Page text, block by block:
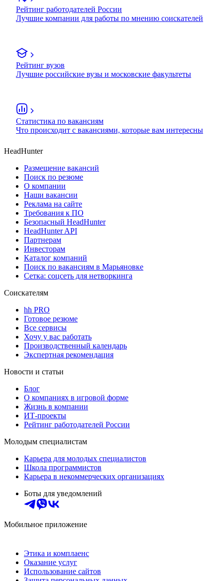
Рейтинг работодателей России
Лучшие компании для работы по мнению соискателей
Рейтинг вузов
Лучшие российские вузы и московские факультеты
Статистика по вакансиям
Что происходит с вакансиями, которые вам интересны
HeadHunter
Размещение вакансий
Поиск по резюме
О компании
Наши вакансии
Реклама на сайте
Требования к ПО
Безопасный HeadHunter
HeadHunter API
Партнерам
Инвесторам
Каталог компаний
Поиск по вакансиям в Марьяновке
Сетка: соцсеть для нетворкинга
Соискателям
hh PRO
Готовое резюме
Все сервисы
Хочу у вас работать
Производственный календарь
Экспертная рекомендация
Новости и статьи
Блог
О компаниях в игровой форме
Жизнь в компании
ИТ-проекты
Рейтинг работодателей России
Молодым специалистам
Карьера для молодых специалистов
Школа программистов
Карьера в некоммерческих организациях
Боты для уведомлений
Мобильное приложение
Этика и комплаенс
Оказание услуг
Использование сайтов